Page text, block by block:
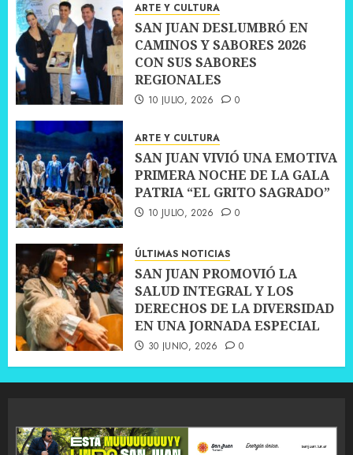
ARTE Y CULTURA
SAN JUAN DESLUMBRÓ EN
CAMINOS Y SABORES 2026
CON SUS SABORES
REGIONALES
10 JULIO, 2026 0
ARTE Y CULTURA
SAN JUAN VIVIÓ UNA EMOTIVA
PRIMERA NOCHE DE LA GALA
PATRIA “EL GRITO SAGRADO”
10 JULIO, 2026 0
ÚLTIMAS NOTICIAS
SAN JUAN PROMOVIÓ LA
SALUD INTEGRAL Y LOS
DERECHOS DE LA DIVERSIDAD
EN UNA JORNADA ESPECIAL
30 JUNIO, 2026 0